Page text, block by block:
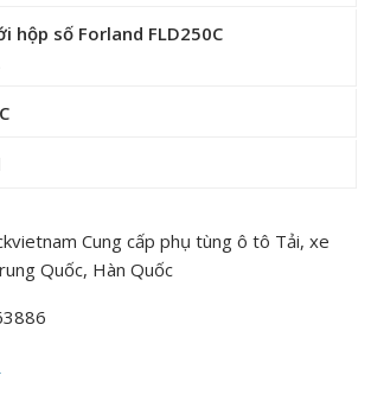
hộp số Forland FLD250C
Cung cấp phụ tùng ô tô Tải, xe
Quốc, Hàn Quốc